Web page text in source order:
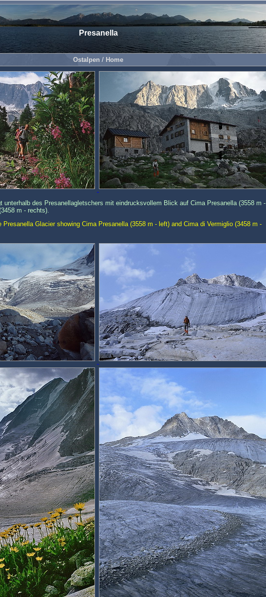
Presanella
Ostalpen / Home
unterhalb des Presanellagletschers mit eindrucksvollem Blick auf Cima Presanella (3558 m -
m - rechts).
Glacier showing Cima Presanella (3558 m - left) and Cima di Vermiglio (3458 m -